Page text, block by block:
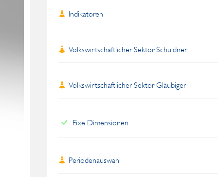
Indikatoren
Volkswirtschaftlicher Sektor Schuldner
Volkswirtschaftlicher Sektor Gläubiger
Fixe Dimensionen
Periodenauswahl